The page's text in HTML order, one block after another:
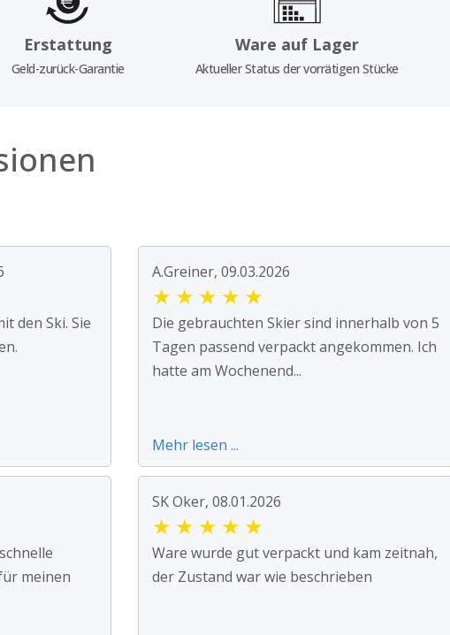
Erstattung
Geld-zurück-Garantie
Ware auf Lager
Aktueller Status der vorrätigen Stücke
den Ski. Sie
A.Greiner, 09.03.2026
★ ★ ★ ★ ★
Die gebrauchten Skier sind innerhalb von 5
Tagen passend verpackt angekommen. Ich
hatte am Wochenend...
Mehr lesen ...
meinen
SK Oker, 08.01.2026
★ ★ ★ ★ ★
Ware wurde gut verpackt und kam zeitnah,
der Zustand war wie beschrieben